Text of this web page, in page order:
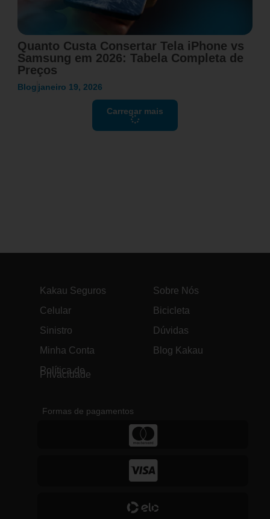
Quanto Custa Consertar Tela iPhone vs
Samsung em 2026: Tabela Completa de
Preços
Blog janeiro 19, 2026
Carregar mais
Kakau Seguros
Celular
Sinistro
Minha Conta
Política de
Privacidade
Sobre Nós
Bicicleta
Dúvidas
Blog Kakau
Formas de pagamentos